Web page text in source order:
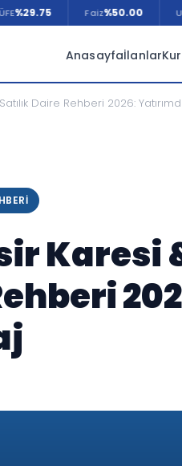
%50.00 USD/
Anasayfaİlanlar
Daire Rehberi 2026:
Karesi